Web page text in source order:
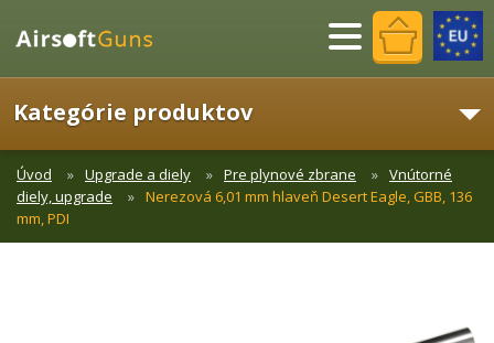
Menu
Kategórie produktov
Úvod Upgrade a diely Pre plynové zbrane
Vnútorné
diely, upgrade
Nerezová 6,01 mm hlaveň Desert Eagle, GBB, 136
mm, PDI